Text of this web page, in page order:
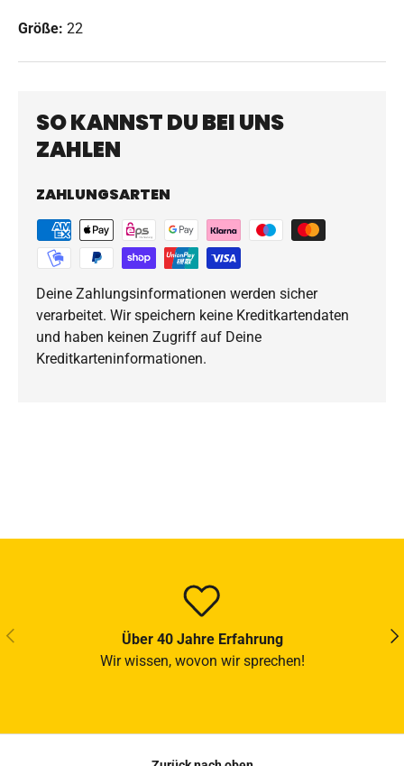
Größe: 22
SO KANNST DU BEI UNS
ZAHLEN
ZAHLUNGSARTEN
Deine Zahlungsinformationen werden sicher
verarbeitet. Wir speichern keine Kreditkartendaten
und haben keinen Zugriff auf Deine
Kreditkarteninformationen.
VORHERIGE
Über 40 Jahre Erfahrung
Wir wissen, wovon wir sprechen!